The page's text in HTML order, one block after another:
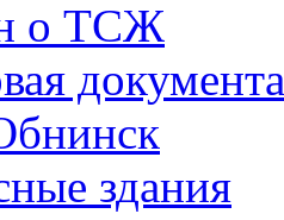
о ТСЖ
здания